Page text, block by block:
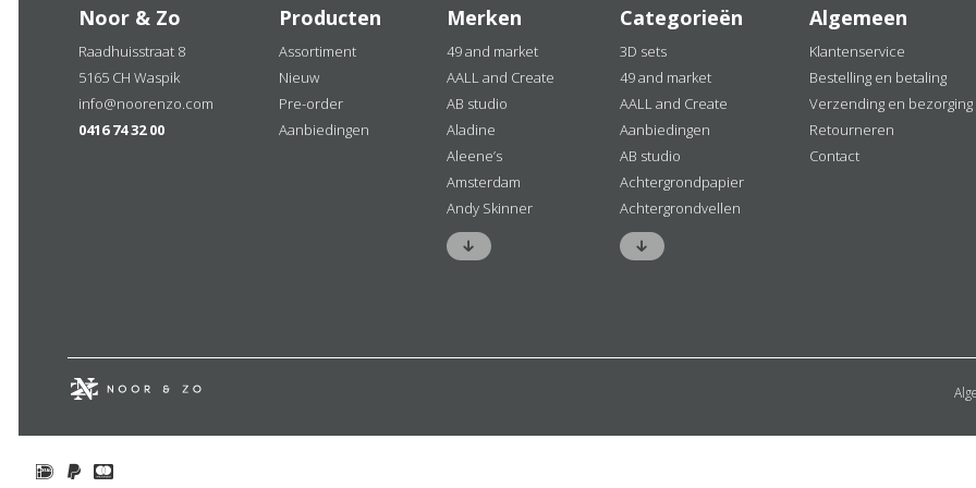
Noor & Zo
Raadhuisstraat 8
5165 CH Waspik
info@noorenzo.com
0416 74 32 00
Producten
Assortiment
Nieuw
Pre-order
Aanbiedingen
Merken
49 and market
AALL and Create
AB studio
Aladine
Aleene’s
Amsterdam
Andy Skinner
Categorieën
3D sets
49 and market
AALL and Create
Aanbiedingen
AB studio
Achtergrondpapier
Achtergrondvellen
Algemeen
Klantenservice
Bestelling en betaling
Verzending en bezorging
Retourneren
Contact